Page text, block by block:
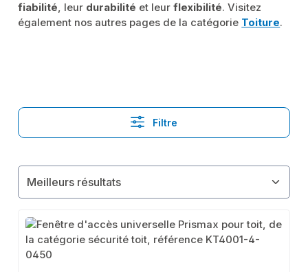
fiabilité, leur durabilité et leurflexibilité. Visitez
également nos autres pages de la catégorie Toiture.
Filtre